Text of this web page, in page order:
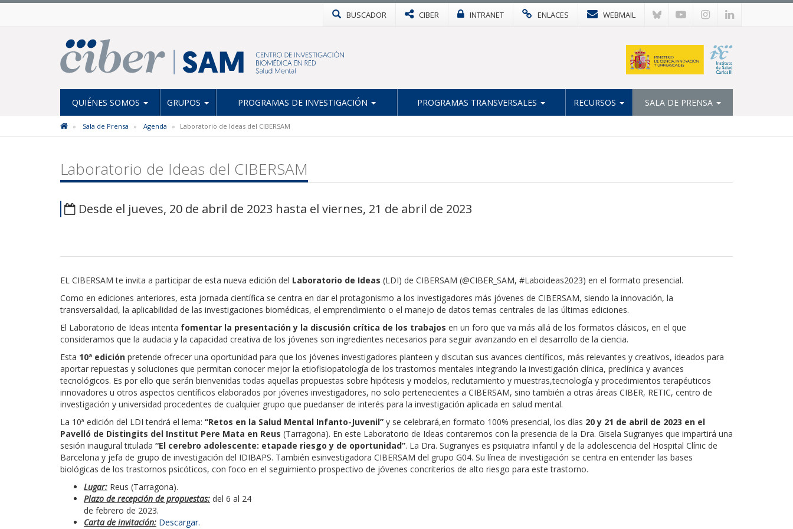
BUSCADOR CIBER INTRANET ENLACES WEBMAIL
QUIÉNES SOMOS GRUPOS PROGRAMAS DE INVESTIGACIÓN PROGRAMAS TRANSVERSALES RECURSOS SALA DE PRENSA
Sala de Prensa Agenda Laboratorio de Ideas del CIBERSAM
Laboratorio de Ideas del CIBERSAM
Desde el jueves, 20 de abril de 2023 hasta el viernes, 21 de abril de 2023
EL CIBERSAM te invita a participar de esta nueva edición del Laboratorio de Ideas (LDI) de CIBERSAM (@CIBER_SAM, #Laboideas2023) en el formato presencial.
Como en ediciones anteriores, esta jornada científica se centra en dar el protagonismo a los investigadores más jóvenes de CIBERSAM, siendo la innovación, la
transversalidad, la aplicabilidad de las investigaciones biomédicas, el emprendimiento o el manejo de datos temas centrales de las últimas ediciones.
El Laboratorio de Ideas intenta fomentar la presentación y la discusión crítica de los trabajos en un foro que va más allá de los formatos clásicos, en el que
consideramos que la audacia y la capacidad creativa de los jóvenes son ingredientes necesarios para seguir avanzando en el desarrollo de la ciencia.
Esta 10ª edición pretende ofrecer una oportunidad para que los jóvenes investigadores planteen y discutan sus avances científicos, más relevantes y creativos, ideados para
aportar repuestas y soluciones que permitan conocer mejor la etiofisiopatología de los trastornos mentales integrando la investigación clínica, preclínica y avances
tecnológicos. Es por ello que serán bienvenidas todas aquellas propuestas sobre hipótesis y modelos, reclutamiento y muestras,tecnología y procedimientos terapéuticos
innovadores u otros aspectos científicos elaborados por jóvenes investigadores, no solo pertenecientes a CIBERSAM, sino también a otras áreas CIBER, RETIC, centro de
investigación y universidad procedentes de cualquier grupo que puedanser de interés para la investigación aplicada en salud mental.
La 10ª edición del LDI tendrá el lema: “Retos en la Salud Mental Infanto-Juvenil” y se celebrará,en formato 100% presencial, los días 20 y 21 de abril de 2023 en el
Pavelló de Distingits del Institut Pere Mata en Reus (Tarragona). En este Laboratorio de Ideas contaremos con la presencia de la Dra. Gisela Sugranyes que impartirá una
sesión inaugural titulada “El cerebro adolescente: etapade riesgo y de oportunidad”. La Dra. Sugranyes es psiquiatra infantil y de la adolescencia del Hospital Clínic de
Barcelona y jefa de grupo de investigación del IDIBAPS. También esinvestigadora CIBERSAM del grupo G04. Su línea de investigación se centra en entender las bases
biológicas de los trastornos psicóticos, con foco en el seguimiento prospectivo de jóvenes concriterios de alto riesgo para este trastorno.
Lugar: Reus (Tarragona).
Plazo de recepción de propuestas: del 6 al 24
de febrero de 2023.
Carta de invitación: Descargar.